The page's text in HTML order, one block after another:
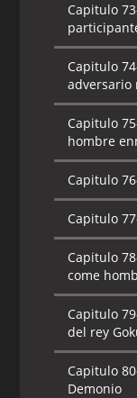
Capitulo
Capitulo
adversario
Capitulo
hombre
Capitulo
Capitulo
Capitulo
come
Capitulo
del rey
Capitulo
Demonio